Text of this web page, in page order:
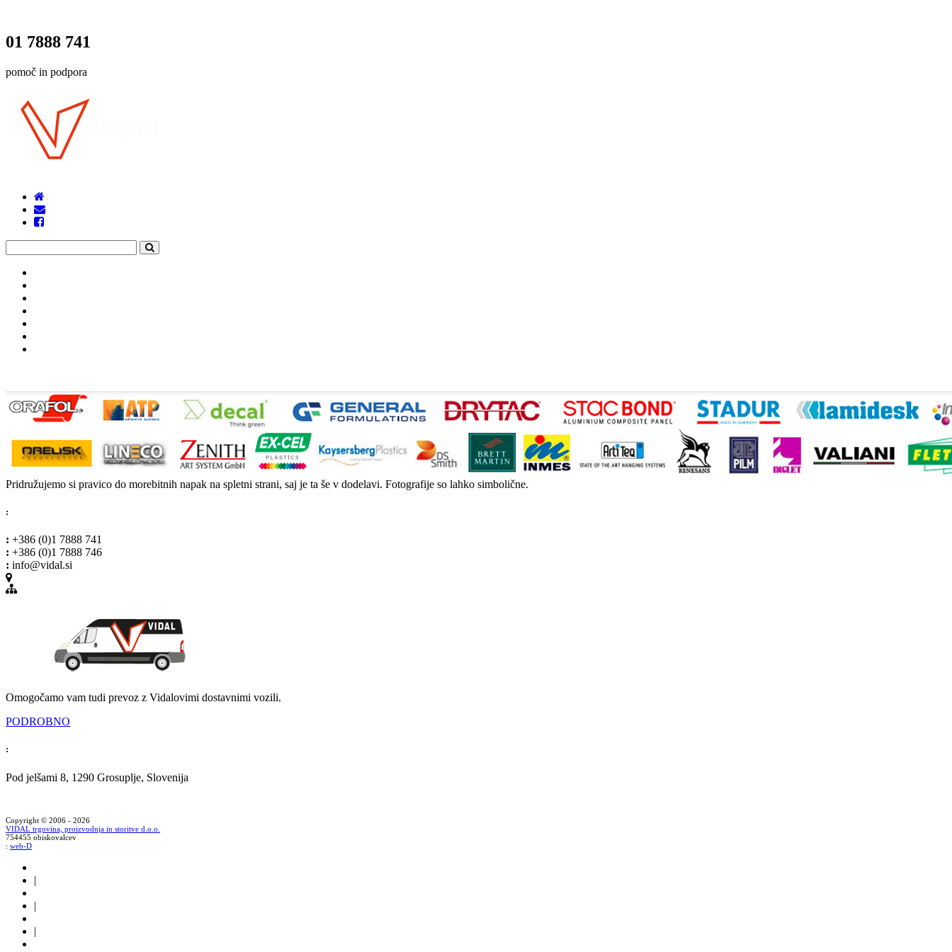
01 7888 741
pomoč in podpora
Pridružujemo si pravico do morebitnih napak na spletni strani, saj je ta še v dodelavi. Fotografije so lahko simbolične.
:
: +386 (0)1 7888 741
: +386 (0)1 7888 746
: info@vidal.si
Omogočamo vam tudi prevoz z Vidalovimi dostavnimi vozili.
PODROBNO
:
Pod jelšami 8, 1290 Grosuplje, Slovenija
Copyright © 2006 - 2026
VIDAL trgovina, proizvodnja in storitve d.o.o.
754455 obiskovalcev
: web-D
|
|
|